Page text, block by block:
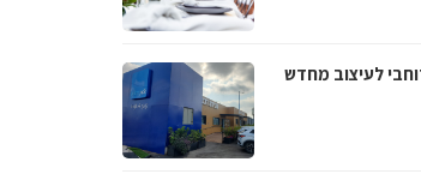
לעיצוב מחדש